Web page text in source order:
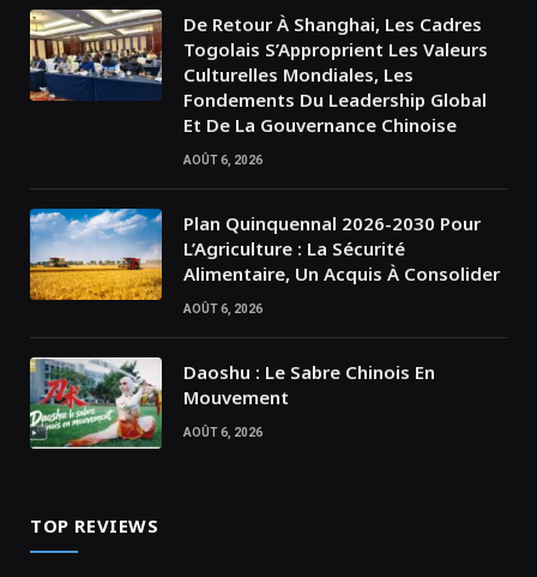
De Retour À Shanghai, Les Cadres
Togolais S’Approprient Les Valeurs
Culturelles Mondiales, Les
Fondements Du Leadership Global
Et De La Gouvernance Chinoise
AOÛT 6, 2026
Plan Quinquennal 2026-2030 Pour
L’Agriculture : La Sécurité
Alimentaire, Un Acquis À Consolider
AOÛT 6, 2026
Daoshu : Le Sabre Chinois En
Mouvement
AOÛT 6, 2026
TOP REVIEWS